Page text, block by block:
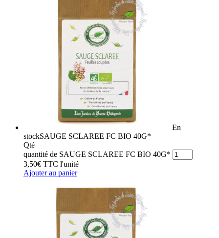
En
stockSAUGE SCLAREE FC BIO 40G*
Qté
quantité de SAUGE SCLAREE FC BIO 40G*
3,50€ TTC l'unité
Ajouter au panier